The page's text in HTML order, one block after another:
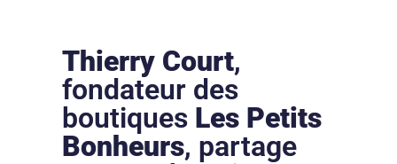
Thierry Court,
fondateur des
boutiques Les Petits
Bonheurs, partage